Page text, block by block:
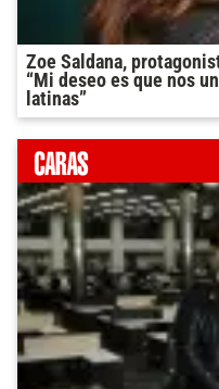
Zoe Saldana,
“Mi deseo es que nos
latinas”